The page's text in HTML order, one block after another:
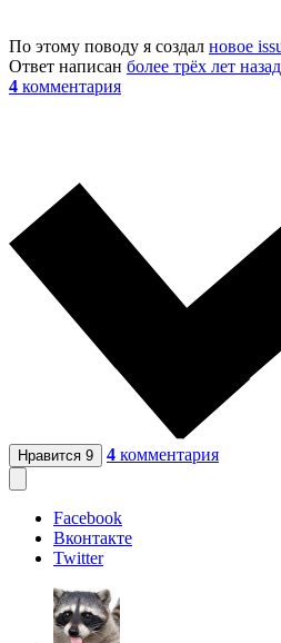
По этому поводу я создал новое
Ответ написан более трёх лет назад
4 комментария
Нравится 9 4 комментария
Facebook
Вконтакте
Twitter